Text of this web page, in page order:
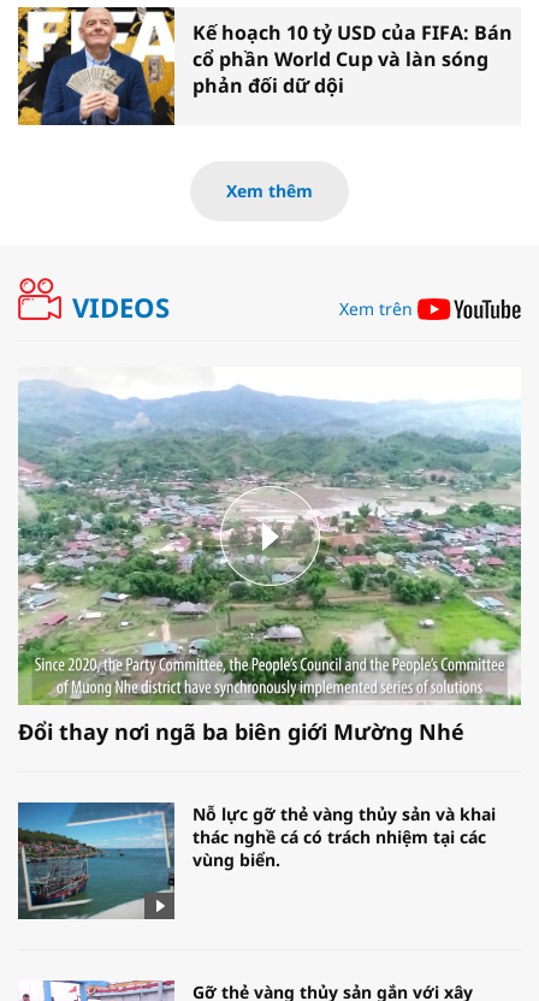
Kế hoạch 10 tỷ USD của FIFA: Bán
cổ phần World Cup và làn sóng
phản đối dữ dội
Xem thêm
VIDEOS Xem trên
Đổi thay nơi ngã ba biên giới Mường Nhé
Nỗ lực gỡ thẻ vàng thủy sản và khai
thác nghề cá có trách nhiệm tại các
vùng biển.
Gỡ thẻ vàng thủy sản gắn với xây